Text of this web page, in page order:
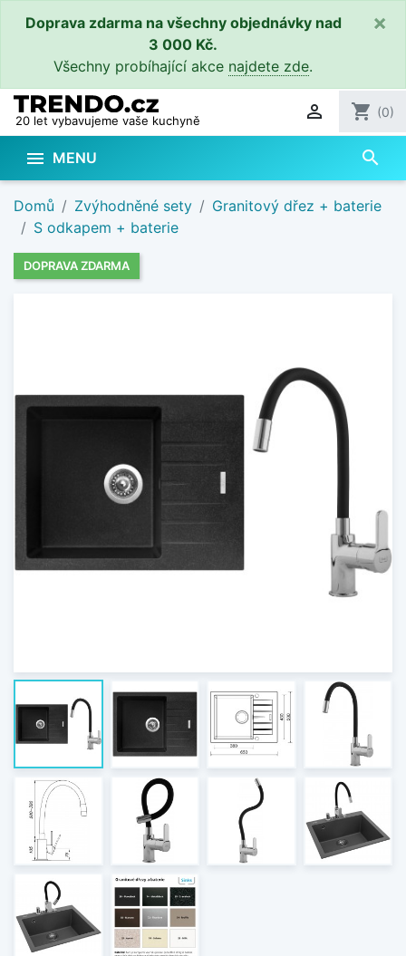
Doprava zdarma na všechny objednávky nad
3 000 Kč.
Všechny probíhající akce najdete zde.
×
20 let vybavujeme vaše kuchyně  shopping_cart (0)
 MENU search
Domů Zvýhodněné sety
Granitový dřez + baterie
S odkapem + baterie
DOPRAVA ZDARMA